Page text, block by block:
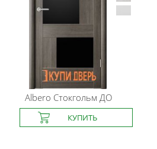
Albero Стокгольм ДО